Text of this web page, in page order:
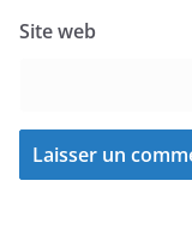
Site web